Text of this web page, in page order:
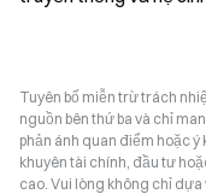
Tuyên bố miễn trừ trách
nguồn bên thứ ba và chỉ
phản ánh quan điểm hoặc ý
khuyên tài chính, đầu tư
cao. Vui lòng không chỉ